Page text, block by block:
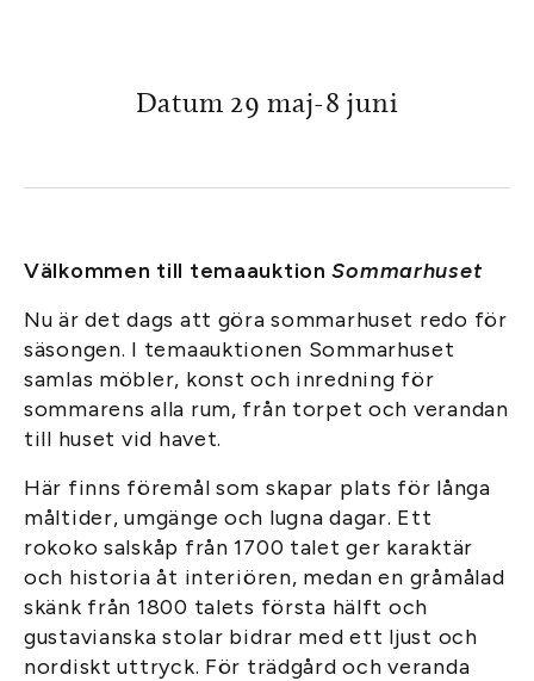
Datum 29 maj-8 juni
Välkommen till temaauktionSommarhuset
Nu är det dags att göra sommarhuset redo för
säsongen. I temaauktionen Sommarhuset
samlas möbler, konst och inredning för
sommarens alla rum, från torpet och verandan
till huset vid havet.
Här finns föremål som skapar plats för långa
måltider, umgänge och lugna dagar. Ett
rokoko salskåp från 1700 talet ger karaktär
och historia åt interiören, medan en gråmålad
skänk från 1800 talets första hälft och
gustavianska stolar bidrar med ett ljust och
nordiskt uttryck. För trädgård och veranda